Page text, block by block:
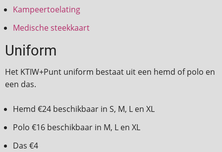
Kampeertoelating
Medische steekkaart
Uniform
Het KTIW+Punt uniform bestaat uit een hemd of polo en
een das.
Hemd €24 beschikbaar in S, M, L en XL
Polo €16 beschikbaar in M, L en XL
Das €4